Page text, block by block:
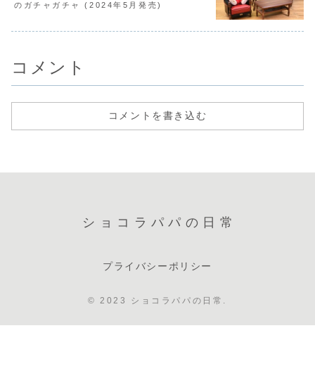
のガチャガチャ (2024年5月発売)
コメント
コメントを書き込む
ショコラパパの日常
プライバシーポリシー
© 2023 ショコラパパの日常.